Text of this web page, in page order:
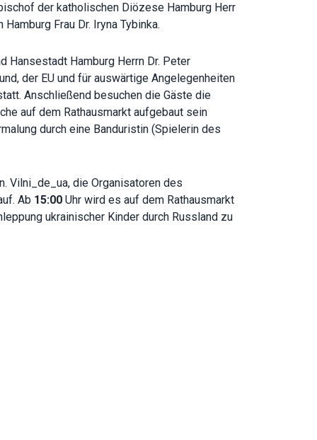
der katholischen Diözese Hamburg Herr
Frau Dr. Iryna Tybinka.
Hansestadt Hamburg Herrn Dr. Peter
der EU und für auswärtige Angelegenheiten
Anschließend besuchen die Gäste die
auf dem Rathausmarkt aufgebaut sein
durch eine Banduristin (Spielerin des
Vilni_de_ua, die Organisatoren des
Ab 15:00 Uhr wird es auf dem Rathausmarkt
ukrainischer Kinder durch Russland zu